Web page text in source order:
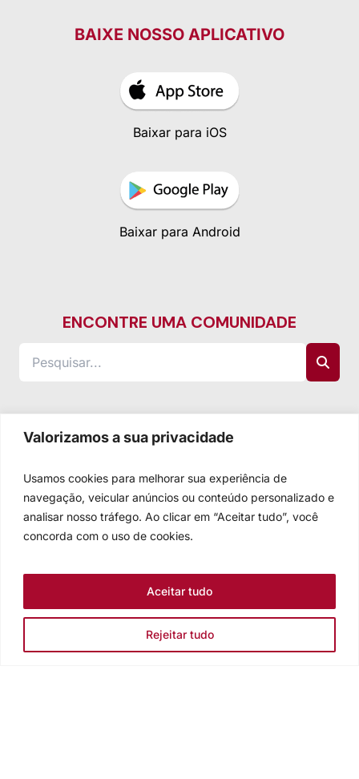
Valorizamos a sua privacidade
Usamos cookies para melhorar sua experiência de
navegação, veicular anúncios ou conteúdo personalizado e
analisar nosso tráfego. Ao clicar em “Aceitar tudo”, você
concorda com o uso de cookies.
Rejeitar tudo
Aceitar tudo
BAIXE NOSSO APLICATIVO
Baixar para iOS
Baixar para Android
ENCONTRE UMA COMUNIDADE